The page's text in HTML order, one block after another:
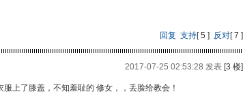
回复 支持[5 ] 反对[7 ]
2017-07-25 02:53:28 发表[3 楼]
上了膝盖，不知羞耻的 修女，，丢脸给教会！